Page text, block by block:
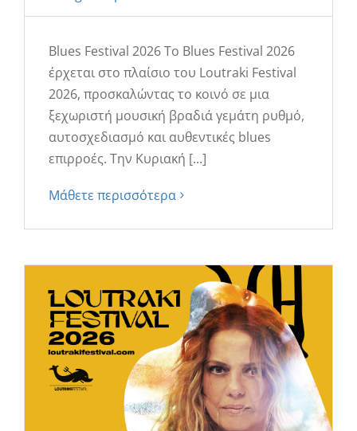
Blues Festival 2026 Το Blues Festival 2026
έρχεται στο πλαίσιο του Loutraki Festival
2026, προσκαλώντας το κοινό σε μια
ξεχωριστή μουσική βραδιά γεμάτη ρυθμό,
αυτοσχεδιασμό και αυθεντικές blues
επιρροές. Την Κυριακή [...]
Μάθετε περισσότερα